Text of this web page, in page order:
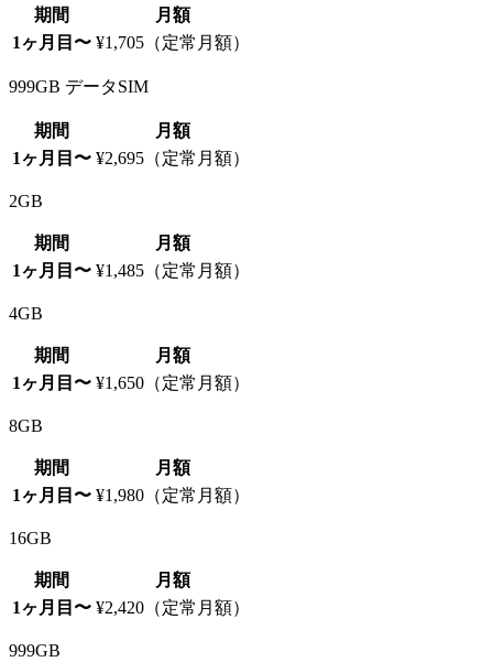
期間
月額
1ヶ月目〜 ¥1,705（定常月額）
999GB データSIM
期間
月額
1ヶ月目〜 ¥2,695（定常月額）
2GB
期間
月額
1ヶ月目〜 ¥1,485（定常月額）
4GB
期間
月額
1ヶ月目〜 ¥1,650（定常月額）
8GB
期間
月額
1ヶ月目〜 ¥1,980（定常月額）
16GB
期間
月額
1ヶ月目〜 ¥2,420（定常月額）
999GB